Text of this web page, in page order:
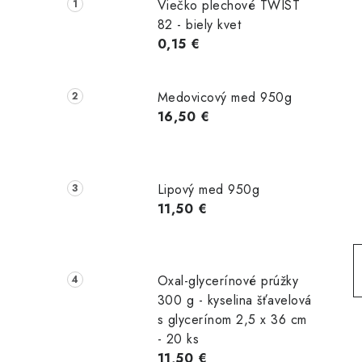
p
e
Viečko plechové TWIST
82 - biely kvet
0,15 €
Medovicový med 950g
16,50 €
Lipový med 950g
11,50 €
Oxal-glycerínové prúžky
300 g - kyselina šťavelová
s glycerínom 2,5 x 36 cm
- 20 ks